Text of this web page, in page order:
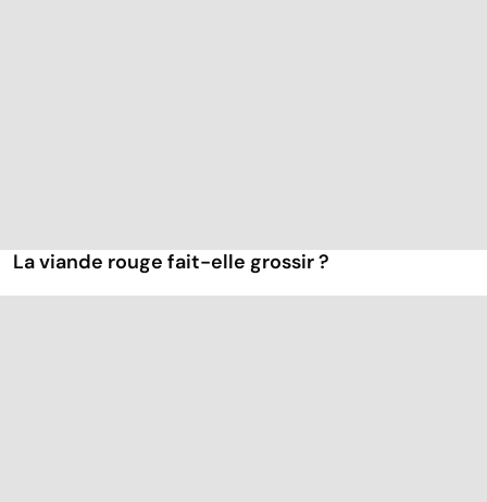
La viande rouge fait-elle grossir ?